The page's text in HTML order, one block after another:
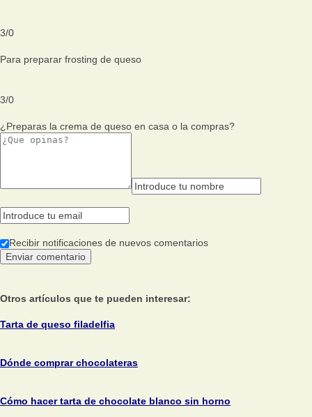
3/0
Para preparar frosting de queso
3/0
¿Preparas la crema de queso en casa o la compras?
Recibir notificaciones de nuevos comentarios
Otros artículos que te pueden interesar:
Tarta de queso filadelfia
Dónde comprar chocolateras
Cómo hacer tarta de chocolate blanco sin horno